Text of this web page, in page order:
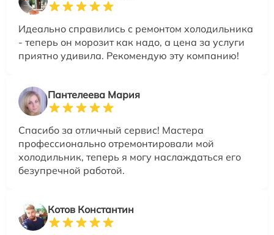
Идеально справились с ремонтом холодильника
- теперь он морозит как надо, а цена за услуги
приятно удивила. Рекомендую эту компанию!
Пантелеева Мария
Спасибо за отличный сервис! Мастера
профессионально отремонтировали мой
холодильник, теперь я могу наслаждаться его
безупречной работой.
Котов Константин